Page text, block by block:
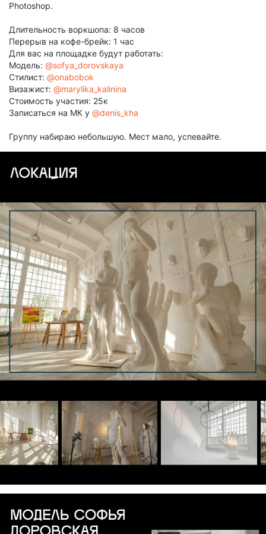
Photoshop.
Длительность воркшопа: 8 часов
Перерыв на кофе-брейк: 1 час
Для вас на площадке будут работать:
Модель: @sofya_dorovskaya
Стилист: @onabobok
Визажист: @marylika_kalinina
Cтоимость участия: 25к
Записаться на МК у @denis_kha
Группу набираю небольшую. Мест мало, успевайте.